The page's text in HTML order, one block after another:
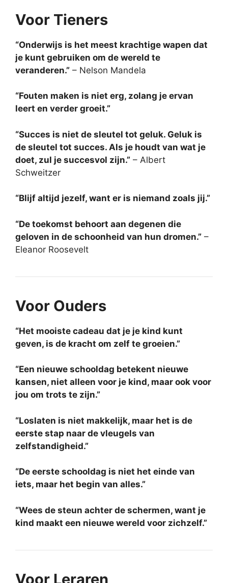
Voor Tieners
“Onderwijs is het meest krachtige wapen dat
je kunt gebruiken om de wereld te
veranderen.” – Nelson Mandela
“Fouten maken is niet erg, zolang je ervan
leert en verder groeit.”
“Succes is niet de sleutel tot geluk. Geluk is
de sleutel tot succes. Als je houdt van wat je
doet, zul je succesvol zijn.” – Albert
Schweitzer
“Blijf altijd jezelf, want er is niemand zoals jij.”
“De toekomst behoort aan degenen die
geloven in de schoonheid van hun dromen.” –
Eleanor Roosevelt
Voor Ouders
“Het mooiste cadeau dat je je kind kunt
geven, is de kracht om zelf te groeien.”
“Een nieuwe schooldag betekent nieuwe
kansen, niet alleen voor je kind, maar ook voor
jou om trots te zijn.”
“Loslaten is niet makkelijk, maar het is de
eerste stap naar de vleugels van
zelfstandigheid.”
“De eerste schooldag is niet het einde van
iets, maar het begin van alles.”
“Wees de steun achter de schermen, want je
kind maakt een nieuwe wereld voor zichzelf.”
Voor Leraren